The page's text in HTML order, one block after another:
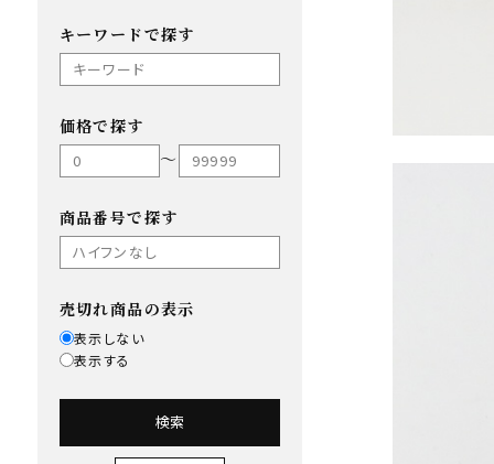
キーワードで探す
価格で探す
〜
商品番号で探す
売切れ商品の表示
表示しない
表示する
検索